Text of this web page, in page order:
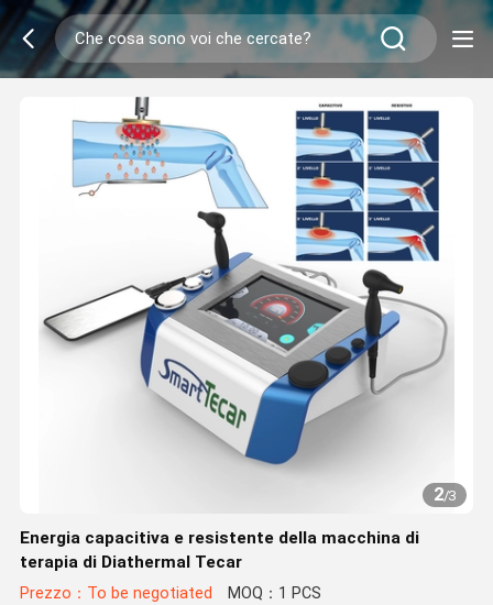
2/3
Energia capacitiva e resistente della macchina di
terapia di Diathermal Tecar
Prezzo：To be negotiated MOQ：1 PCS